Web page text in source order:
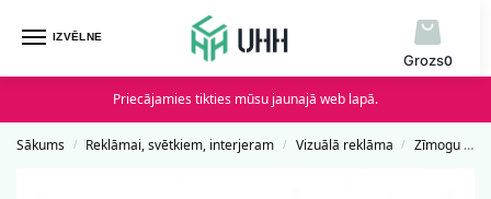
IZVĒLNE
0
Priecājamies tikties mūsu jaunajā web lapā.
Sākums / Reklāmai, svētkiem, interjeram / Vizuālā reklāma / Zīmogu izgatavošana